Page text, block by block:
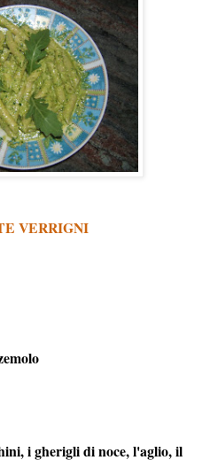
VERRIGNI
i gherigli di noce, l'aglio, il